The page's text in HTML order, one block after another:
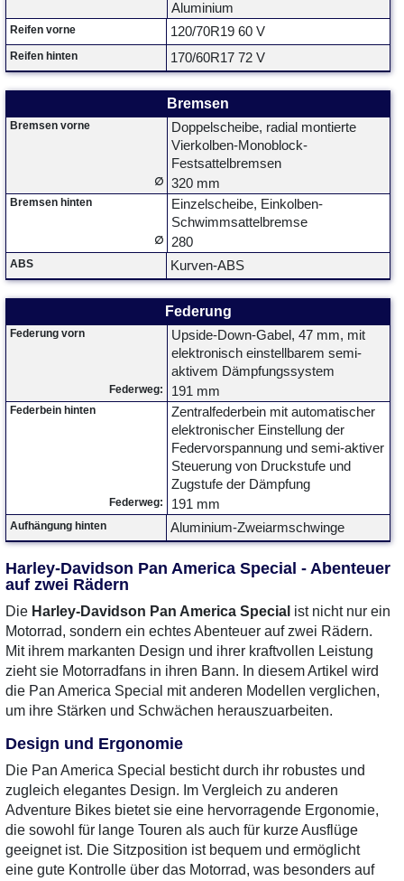
Aluminium
Reifen vorne 120/70R19 60 V
Reifen hinten 170/60R17 72 V
Bremsen
Bremsen vorne
Doppelscheibe, radial montierte
Vierkolben-Monoblock-
Festsattelbremsen
∅ 320 mm
Bremsen hinten
Einzelscheibe, Einkolben-
Schwimmsattelbremse
∅ 280
ABS Kurven-ABS
Federung
Federung vorn
Upside-Down-Gabel, 47 mm, mit
elektronisch einstellbarem semi-
aktivem Dämpfungssystem
Federweg: 191 mm
Federbein hinten
Zentralfederbein mit automatischer
elektronischer Einstellung der
Federvorspannung und semi-aktiver
Steuerung von Druckstufe und
Zugstufe der Dämpfung
Federweg: 191 mm
Aufhängung hinten Aluminium-Zweiarmschwinge
Harley-Davidson Pan America Special - Abenteuer
auf zwei Rädern
Die Harley-Davidson Pan America Special ist nicht nur ein
Motorrad, sondern ein echtes Abenteuer auf zwei Rädern.
Mit ihrem markanten Design und ihrer kraftvollen Leistung
zieht sie Motorradfans in ihren Bann. In diesem Artikel wird
die Pan America Special mit anderen Modellen verglichen,
um ihre Stärken und Schwächen herauszuarbeiten.
Design und Ergonomie
Die Pan America Special besticht durch ihr robustes und
zugleich elegantes Design. Im Vergleich zu anderen
Adventure Bikes bietet sie eine hervorragende Ergonomie,
die sowohl für lange Touren als auch für kurze Ausflüge
geeignet ist. Die Sitzposition ist bequem und ermöglicht
eine gute Kontrolle über das Motorrad, was besonders auf